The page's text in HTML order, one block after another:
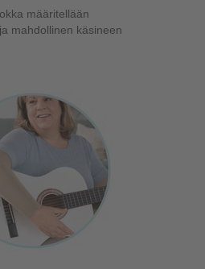
määritellään
mahdollinen käsineen